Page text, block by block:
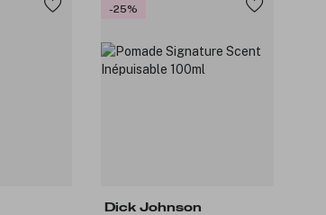
-25%
Dick Johnson